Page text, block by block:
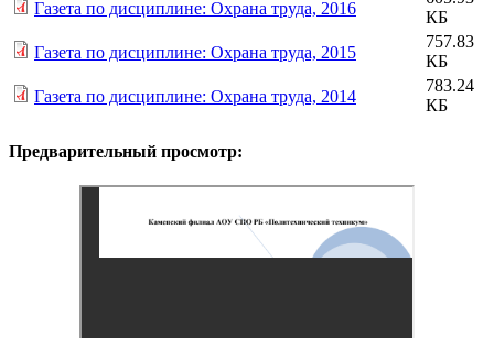
Газета по дисциплине: Охрана труда, 2016
КБ
Газета по дисциплине: Охрана труда, 2015
757.83
КБ
Газета по дисциплине: Охрана труда, 2014
783.24
КБ
Предварительный просмотр: